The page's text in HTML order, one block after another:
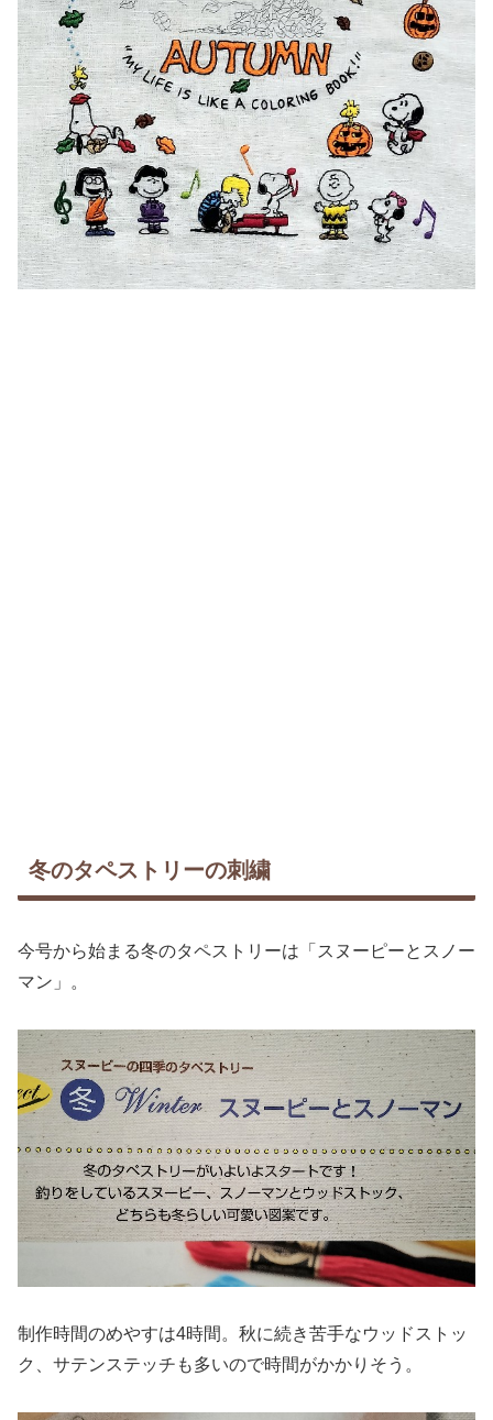
冬のタペストリーの刺繍
今号から始まる冬のタペストリーは「スヌーピーとスノー
マン」。
制作時間のめやすは4時間。秋に続き苦手なウッドストッ
ク、サテンステッチも多いので時間がかかりそう。